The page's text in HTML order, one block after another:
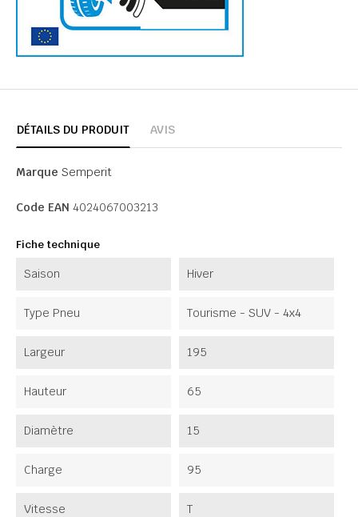
DÉTAILS DU PRODUIT AVIS
Marque Semperit
Code EAN 4024067003213
Fiche technique
Saison Hiver
Type Pneu Tourisme - SUV - 4x4
Largeur 195
Hauteur 65
Diamètre 15
Charge 95
Vitesse T